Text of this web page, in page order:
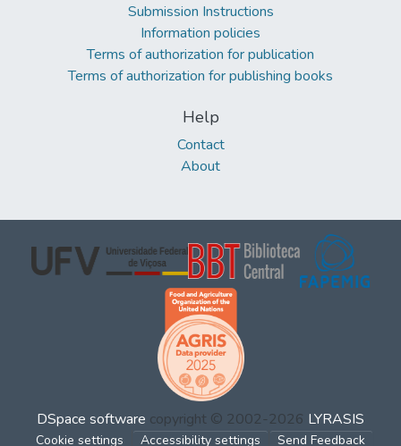
Submission Instructions
Information policies
Terms of authorization for publication
Terms of authorization for publishing books
Help
Contact
About
DSpace software copyright © 2002-2026 LYRASIS
Cookie settings Accessibility settings Send Feedback